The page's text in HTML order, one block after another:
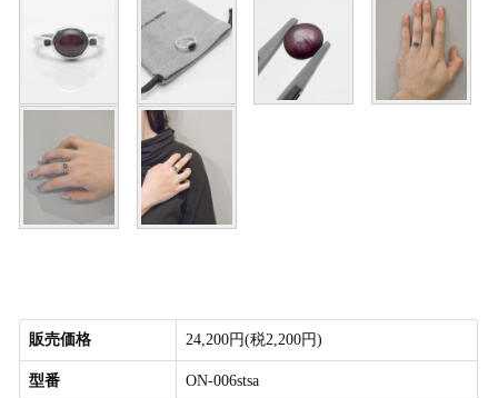
販売価格 24,200円(税2,200円)
型番 ON-006stsa